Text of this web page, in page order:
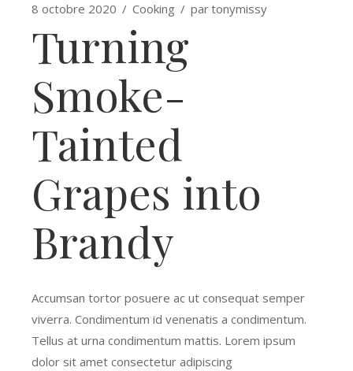
8 octobre 2020 Cooking partonymissy
Turning
Smoke-
Tainted
Grapes into
Brandy
Accumsan tortor posuere ac ut consequat semper
viverra. Condimentum id venenatis a condimentum.
Tellus at urna condimentum mattis. Lorem ipsum
dolor sit amet consectetur adipiscing